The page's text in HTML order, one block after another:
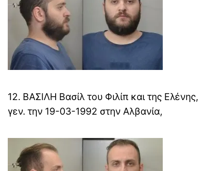
12. ΒΑΣΙΛΗ Βασίλ του Φιλίπ και της Ελένης,
γεν. την 19-03-1992 στην Αλβανία,